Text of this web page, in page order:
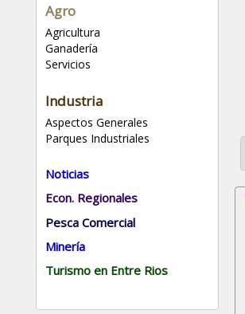
Agro
Agricultura
Ganadería
Servicios
Industria
Aspectos Generales
Parques Industriales
Noticias
Econ. Regionales
Pesca Comercial
Minería
Turismo en Entre Rios